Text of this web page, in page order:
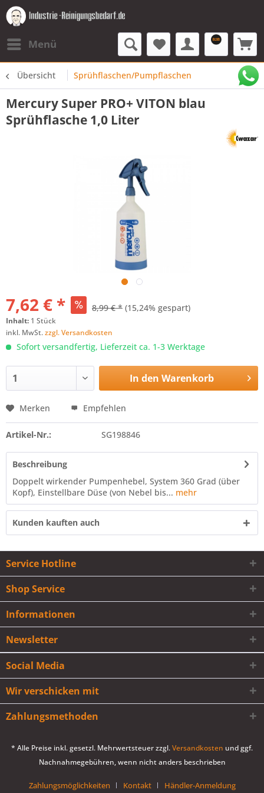
Menü
Übersicht Sprühflaschen/Pumpflaschen
Mercury Super PRO+ VITON blau
Sprühflasche 1,0 Liter
7,62 € * 8,99 € * (15,24% gespart)
Inhalt: 1 Stück
inkl. MwSt.zzgl. Versandkosten
Sofort versandfertig, Lieferzeit ca. 1-3 Werktage
In den Warenkorb
Merken Empfehlen
Artikel-Nr.: SG198846
Beschreibung
Doppelt wirkender Pumpenhebel, System 360 Grad (über
Kopf), Einstellbare Düse (von Nebel bis... mehr
Kunden kauften auch
Service Hotline
Shop Service
Informationen
Newsletter
Social Media
Wir verschicken mit
Zahlungsmethoden
* Alle Preise inkl. gesetzl. Mehrwertsteuer zzgl.Versandkosten und ggf.
Nachnahmegebühren, wenn nicht anders beschrieben
Zahlungsmöglichkeiten Kontakt Händler-Anmeldung